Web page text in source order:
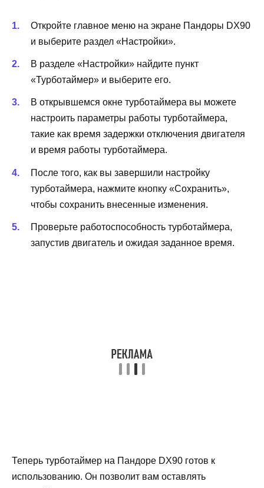
Откройте главное меню на экране Пандоры DX90
и выберите раздел «Настройки».
В разделе «Настройки» найдите пункт
«Турботаймер» и выберите его.
В открывшемся окне турботаймера вы можете
настроить параметры работы турботаймера,
такие как время задержки отключения двигателя
и время работы турботаймера.
После того, как вы завершили настройку
турботаймера, нажмите кнопку «Сохранить»,
чтобы сохранить внесенные изменения.
Проверьте работоспособность турботаймера,
запустив двигатель и ожидая заданное время.
Теперь турботаймер на Пандоре DX90 готов к
использованию. Он позволит вам оставлять